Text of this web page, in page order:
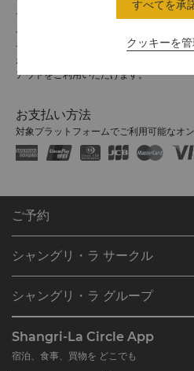
チェックイン/アウトの時間は以下のとお
チェックイン：14時
チェックアウト：12時
ホライゾンクラブにご滞在のゲストの皆
アウトをご利用いただけます。
お支払い方法
対象プラットフォームでご利用可能なオ
ご予約
ご予約の検索
レストラン＆バー
シャングリ・ラ サークル
シャングリ・ラ サークルに入会
よくあるお問合せや質問
SLCに関するお問い合わせ
シャングリ・ラ グループ
シャングリ・ラ ブランド
シャングリ・ラ センター
採用情報
企業の社会的責任
Shangri-La Circle App
宿泊、食事、買物を どこでも
クッキーを
すべてを承